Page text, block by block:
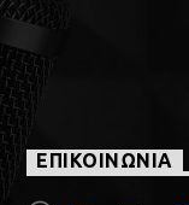
ΕΠΙΚΟΙΝΩΝΙΑ